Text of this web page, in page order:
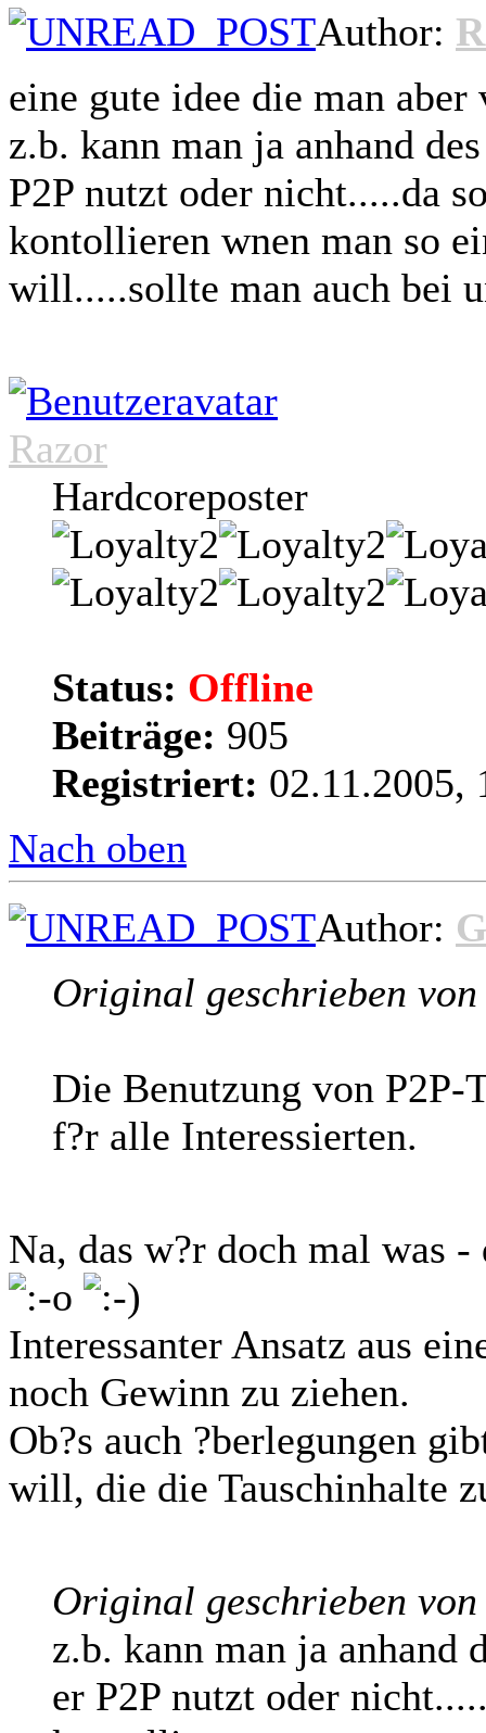
Author:
eine gute idee die man aber
z.b. kann man ja anhand
P2P nutzt oder nicht.....da
kontollieren wnen man so
will.....sollte man auch bei
Razor
Hardcoreposter
Status: Offline
Beiträge: 905
Registriert: 02.11.2005,
Nach oben
Author:
Original geschrieben
Die Benutzung von P2P-
f?r alle Interessierten.
Na, das w?r doch mal was
Interessanter Ansatz aus
noch Gewinn zu ziehen.
Ob?s auch ?berlegungen
will, die die Tauschinhalte
Original geschrieben
z.b. kann man ja anhand
er P2P nutzt oder